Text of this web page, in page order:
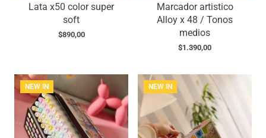
Lata x50 color super
soft
$890,00
Marcador artistico
Alloy x 48 / Tonos
medios
$1.390,00
NEW IN NEW IN